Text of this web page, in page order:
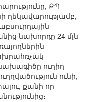
ՔՊ-
նախորդը 24 մլն
ուղիղ
ունի,
քանի որ